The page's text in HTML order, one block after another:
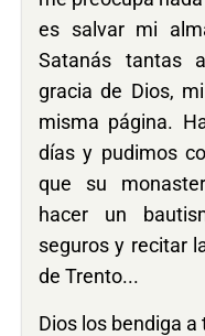
es salvar mi
Satanás tantas
gracia de Dios,
misma página.
días y pudimos
que su
hacer un
seguros y recitar
de Trento...
Dios los bendiga